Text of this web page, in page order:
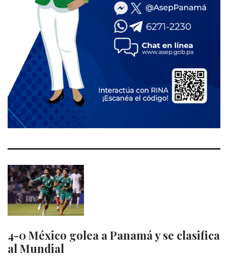
4-0 México golea a Panamá y se clasifica
al Mundial